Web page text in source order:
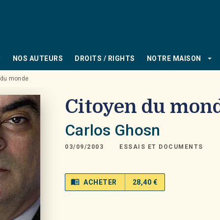
NOS AUTEURS DROITS / RIGHTS NOTRE MAISON arrow_drop_down
monde
Citoyen du
Carlos Ghosn
03/09/2003 ESSAIS ET DOCUMENTS
menu_book ACHETER 28,40 €